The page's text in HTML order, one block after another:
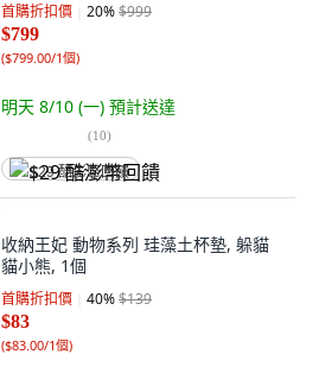
首購折扣價 20%$999
$799
($799.00/1個)
明天 8/10 (一) 預計送達
(10)
$29 酷澎幣回饋
收納王妃 動物系列 珪藻土杯墊, 躲貓
貓小熊, 1個
首購折扣價 40%$139
$83
($83.00/1個)